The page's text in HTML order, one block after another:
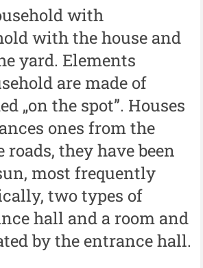
și Conservare-
a Patrimoniului -
Centrului de
și Conservare-
a Patrimoniului -
Centrului de
și Conservare-
a Patrimoniului -
with
with the house and
yard. Elements
are made of
„on the spot”. Houses
ones from the
they have been
most frequently
two types of
hall and a room and
by the entrance hall.